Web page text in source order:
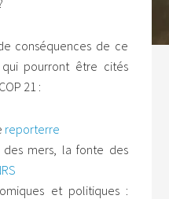
conséquences de ce
pourront être cités
21 :
reporterre
des mers, la fonte des
et politiques :